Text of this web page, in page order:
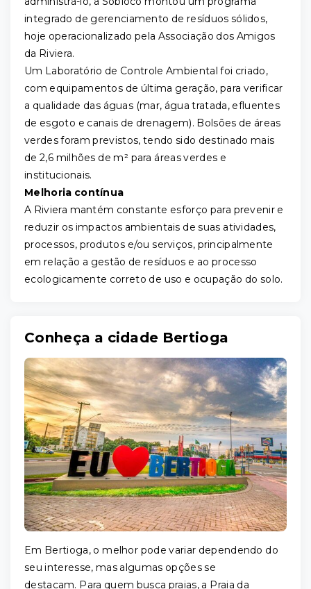
integrado de gerenciamento de resíduos sólidos,
hoje operacionalizado pela Associação dos Amigos
da Riviera.
Um Laboratório de Controle Ambiental foi criado,
com equipamentos de última geração, para verificar
a qualidade das águas (mar, água tratada, efluentes
de esgoto e canais de drenagem). Bolsões de áreas
verdes foram previstos, tendo sido destinado mais
de 2,6 milhões de m² para áreas verdes e
institucionais.
Melhoria contínua
A Riviera mantém constante esforço para prevenir e
reduzir os impactos ambientais de suas atividades,
processos, produtos e/ou serviços, principalmente
em relação a gestão de resíduos e ao processo
ecologicamente correto de uso e ocupação do solo.
Conheça a cidade Bertioga
Em Bertioga, o melhor pode variar dependendo do
seu interesse, mas algumas opções se
destacam. Para quem busca praias, a Praia da